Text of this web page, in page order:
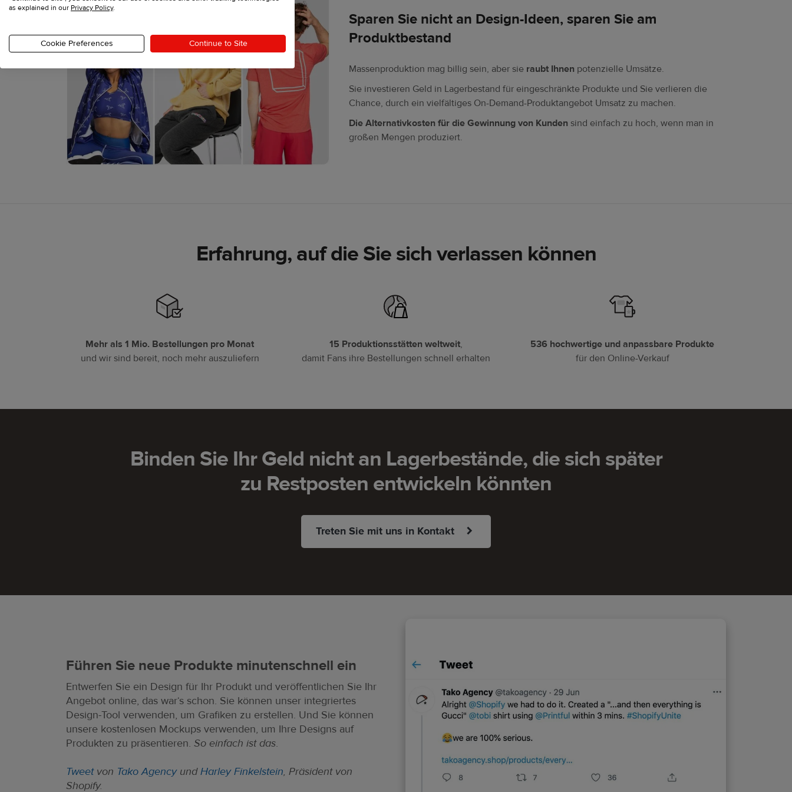
Sparen Sie nicht an Design-Ideen, sparen Sie am
Produktbestand
Massenproduktion mag billig sein, aber sie raubt Ihnen potenzielle Umsätze.
Sie investieren Geld in Lagerbestand für eingeschränkte Produkte und Sie verlieren die
Chance, durch ein vielfältiges On-Demand-Produktangebot Umsatz zu machen.
Die Alternativkosten für die Gewinnung von Kunden sind einfach zu hoch, wenn man in
großen Mengen produziert.
Erfahrung, auf die Sie sich verlassen können
Mehr als 1 Mio. Bestellungen pro Monat
und wir sind bereit, noch mehr auszuliefern
15 Produktionsstätten weltweit,
damit Fans ihre Bestellungen schnell erhalten
536 hochwertige und anpassbare Produkte
für den Online-Verkauf
Binden Sie Ihr Geld nicht an Lagerbestände, die sich später
zu Restposten entwickeln könnten
Treten Sie mit uns in Kontakt
Führen Sie neue Produkte minutenschnell ein
Entwerfen Sie ein Design für Ihr Produkt und veröffentlichen Sie Ihr
Angebot online, das war‘s schon. Sie können unser integriertes
Design-Tool verwenden, um Grafiken zu erstellen. Und Sie können
unsere kostenlosen Mockups verwenden, um Ihre Designs auf
Produkten zu präsentieren. So einfach ist das.
Tweetvon Tako AgencyundHarley Finkelstein, Präsident von
Shopify.
as explained in our Privacy Policy.
Cookie Preferences Continue to Site